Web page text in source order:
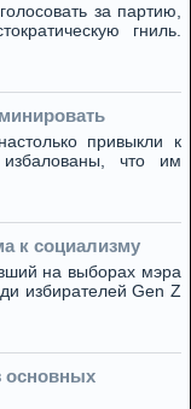
за партию,
гниль.
привыкли к
что им
к социализму
на выборах мэра
избирателей Gen Z
основных